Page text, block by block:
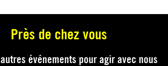
Près de chez vous
événements pour agir avec nous